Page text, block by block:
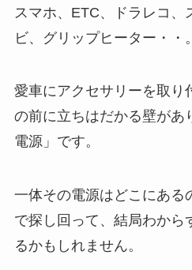
スマホ、ETC、ドラレコ、
ビ、グリップヒーター・・。
愛車にアクセサリーを取り
の前に立ちはだかる壁があ
電源」です。
一体その電源はどこにある
で探し回って、結局わから
るかもしれません。